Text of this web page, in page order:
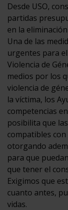
Desde USO,
partidas
en la
Una de las
urgentes para
Violencia de
medios por los
violencia de
la víctima, los
competencias
posibilita que
compatibles
otorgando
para que
que tener el
Exigimos que
cuanto antes,
vidas.